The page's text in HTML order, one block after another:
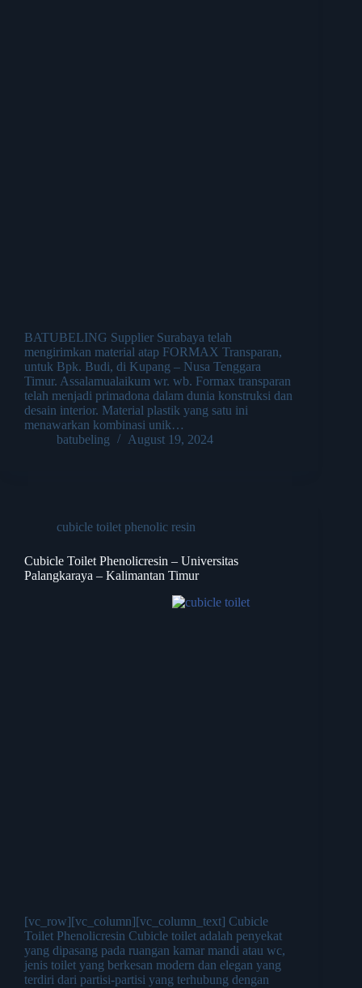
BATUBELING Supplier Surabaya telah
mengirimkan material atap FORMAX Transparan,
untuk Bpk. Budi, di Kupang – Nusa Tenggara
Timur. Assalamualaikum wr. wb. Formax transparan
telah menjadi primadona dalam dunia konstruksi dan
desain interior. Material plastik yang satu ini
menawarkan kombinasi unik…
batubeling
August 19, 2024
cubicle toilet phenolic resin
Cubicle Toilet Phenolicresin – Universitas
Palangkaraya – Kalimantan Timur
[vc_row][vc_column][vc_column_text] Cubicle
Toilet Phenolicresin Cubicle toilet adalah penyekat
yang dipasang pada ruangan kamar mandi atau wc,
jenis toilet yang berkesan modern dan elegan yang
terdiri dari partisi-partisi yang terhubung dengan